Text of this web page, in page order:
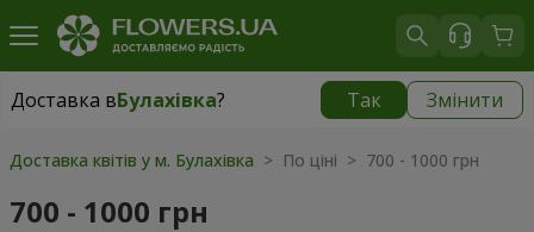
Доставка вБулахівка? Так Змінити
Доставка вБулахівка|
Доставка квітів у м. Булахівка > По ціні > 700 - 1000 грн
700 - 1000 грн